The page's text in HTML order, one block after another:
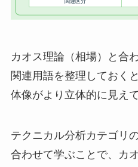
カオス理論（相場）と合
関連用語を整理しておく
体像がより立体的に見え
テクニカル分析カテゴリ
合わせて学ぶことで、カ